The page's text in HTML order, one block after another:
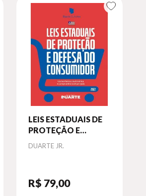
LEIS ESTADUAIS DE
PROTEÇÃO E
DEFESA DO
Autor
DUARTE JR.
R$ 79,00